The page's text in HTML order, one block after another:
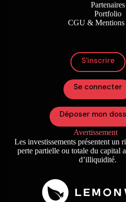
Partenaires
Portfolio
CGU & Mentions
S'inscrire
Se connecter
Déposer mon
Avertissement
Les investissements présentent un
perte partielle ou totale du capital
d’illiquidité.